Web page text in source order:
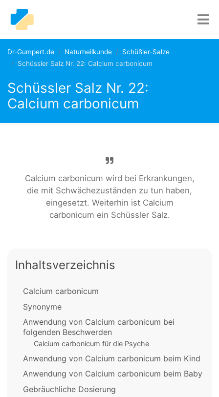
Dr-Gumpert.de Naturheilkunde
Schüßler-Salze
Schüssler Salz Nr. 22: Calcium carbonicum
Schüssler Salz Nr. 22:
Calcium carbonicum
Calcium carbonicum wird bei Erkrankungen,
die mit Schwächezuständen zu tun haben,
eingesetzt. Weiterhin ist Calcium
carbonicum ein Schüssler Salz.
Inhaltsverzeichnis
Calcium carbonicum
Synonyme
Anwendung von Calcium carbonicum bei
folgenden Beschwerden
Calcium carbonicum für die Psyche
Anwendung von Calcium carbonicum beim Kind
Anwendung von Calcium carbonicum beim Baby
Gebräuchliche Dosierung